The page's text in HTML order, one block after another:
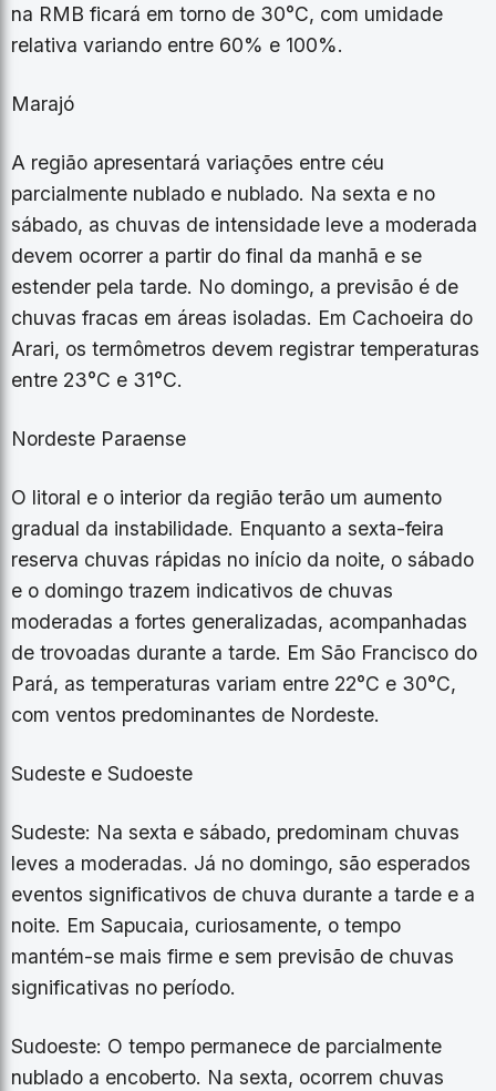
na RMB ficará em torno de 30°C, com umidade
relativa variando entre 60% e 100%.
Marajó
A região apresentará variações entre céu
parcialmente nublado e nublado. Na sexta e no
sábado, as chuvas de intensidade leve a moderada
devem ocorrer a partir do final da manhã e se
estender pela tarde. No domingo, a previsão é de
chuvas fracas em áreas isoladas. Em Cachoeira do
Arari, os termômetros devem registrar temperaturas
entre 23°C e 31°C.
Nordeste Paraense
O litoral e o interior da região terão um aumento
gradual da instabilidade. Enquanto a sexta-feira
reserva chuvas rápidas no início da noite, o sábado
e o domingo trazem indicativos de chuvas
moderadas a fortes generalizadas, acompanhadas
de trovoadas durante a tarde. Em São Francisco do
Pará, as temperaturas variam entre 22°C e 30°C,
com ventos predominantes de Nordeste.
Sudeste e Sudoeste
Sudeste: Na sexta e sábado, predominam chuvas
leves a moderadas. Já no domingo, são esperados
eventos significativos de chuva durante a tarde e a
noite. Em Sapucaia, curiosamente, o tempo
mantém-se mais firme e sem previsão de chuvas
significativas no período.
Sudoeste: O tempo permanece de parcialmente
nublado a encoberto. Na sexta, ocorrem chuvas